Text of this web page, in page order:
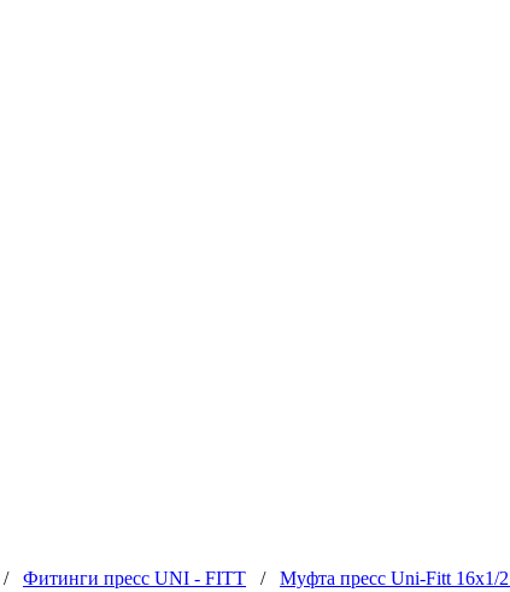
/ Фитинги пресс UNI - FITT / Муфта пресс Uni-Fitt 16x1/